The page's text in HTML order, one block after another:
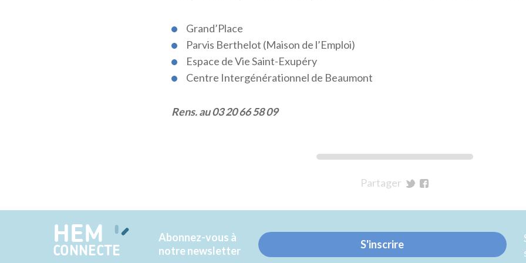
Grand’Place
Parvis Berthelot (Maison de l’Emploi)
Espace de Vie Saint-Exupéry
Centre Intergénérationnel de Beaumont
Rens. au 03 20 66 58 09
Partager
Twitter
Facebook
HEM
CONNECTE
Abonnez-vous à
notre newsletter
S'inscrire